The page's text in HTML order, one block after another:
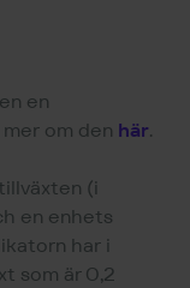
en
om den här.
(i
en enhets
har i
som är 0,2